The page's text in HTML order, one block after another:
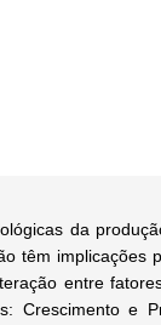
da
têm
entre
e